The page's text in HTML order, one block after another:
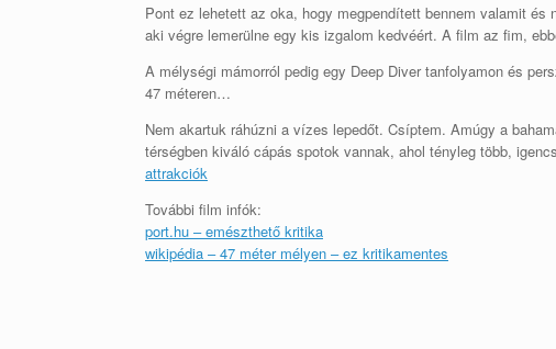
Pont ez lehetett az oka, hogy megpendített bennem valamit
aki végre lemerülne egy kis izgalom kedvéért. A film az fim,
A mélységi mámorról pedig egy Deep Diver tanfolyamon és
47 méteren…
Nem akartuk ráhúzni a vízes lepedőt. Csíptem. Amúgy a
térségben kiváló cápás spotok vannak, ahol tényleg több,
attrakciók
További film infók:
port.hu – emészthető kritika
wikipédia – 47 méter mélyen – ez kritikamentes